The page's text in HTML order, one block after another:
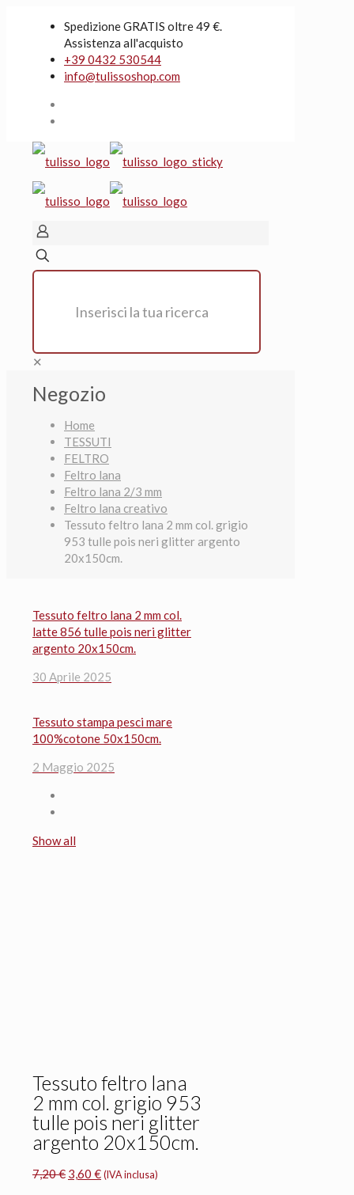
Spedizione GRATIS oltre 49 €.
Assistenza all'acquisto
+39 0432 530544
info@tulissoshop.com
✕
Negozio
Home
TESSUTI
FELTRO
Feltro lana
Feltro lana 2/3 mm
Feltro lana creativo
Tessuto feltro lana 2 mm col. grigio
953 tulle pois neri glitter argento
20x150cm.
Tessuto feltro lana 2 mm col.
latte 856 tulle pois neri glitter
argento 20x150cm.
30 Aprile 2025
Tessuto stampa pesci mare
100%cotone 50x150cm.
2 Maggio 2025
Show all
Tessuto feltro lana
2 mm col. grigio 953
tulle pois neri glitter
argento 20x150cm.
7,20€ Il
3,60 €Il(IVA inclusa)